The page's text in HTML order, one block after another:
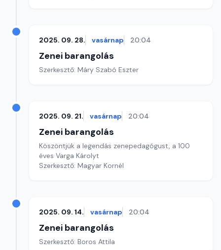
2025. 09. 28. vasárnap 20:04
Zenei barangolás
Szerkesztő: Máry Szabó Eszter
2025. 09. 21. vasárnap 20:04
Zenei barangolás
Köszöntjük a legendás zenepedagógust, a 100
éves Varga Károlyt
Szerkesztő: Magyar Kornél
2025. 09. 14. vasárnap 20:04
Zenei barangolás
Szerkesztő: Boros Attila